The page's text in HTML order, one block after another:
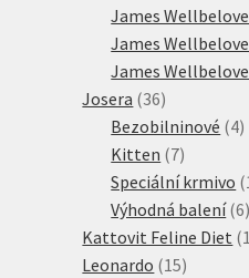
James
James
James
Josera 3636
produktů
Bezobilninové 44
Kitten 77
produktů
Speciální krmivo
Výhodná balení 66
Kattovit Feline Diet
Leonardo 1515